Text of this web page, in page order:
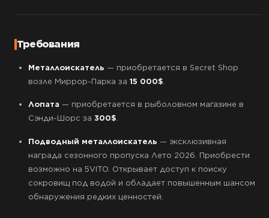
Требования
Металлоискатель — приобретается в Secret Shop
возле Миррор-Парка за 15 000$
Лопата — приобретается в рыболовном магазине в
Сэнди-Шорс за 300$.
Подводный металлоискатель — эксклюзивная
награда сезонного пропуска Лето 2026. Приобрести
возможно на 5VITO. Открывает доступ к поиску
сокровищ под водой и обладает повышенным шансом
обнаружения редких ценностей.